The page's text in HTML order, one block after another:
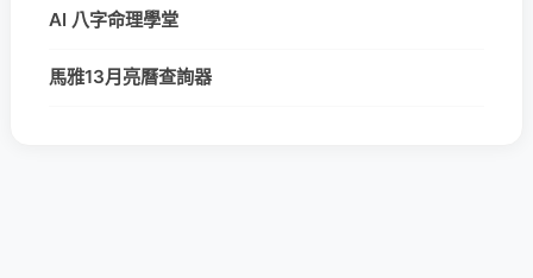
AI 八字命理學堂
馬雅13月亮曆查詢器